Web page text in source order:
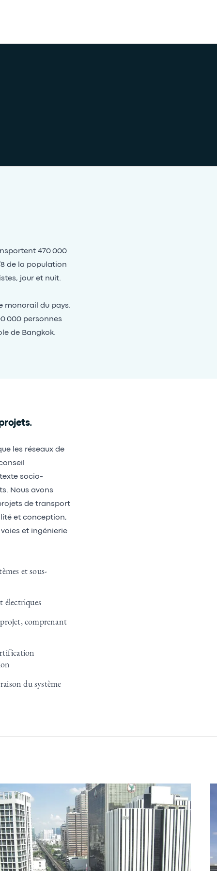
470 000
8 de la population
jour et nuit.
monorail du pays.
000 personnes
de Bangkok.
les réseaux de
socio-
Nous avons
de transport
et conception,
et ingénierie
et sous-
électriques
comprenant
du système